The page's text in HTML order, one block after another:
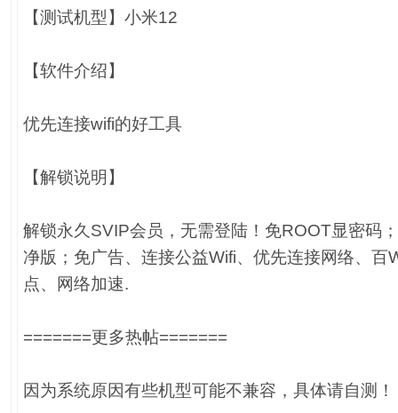
【测试机型】小米12
【软件介绍】
优先连接wifi的好工具
【解锁说明】
解锁永久SVIP会员，无需登陆！免ROOT显密码
净版；免广告、连接公益Wifi、优先连接网络、百
点、网络加速.
=======更多热帖=======
因为系统原因有些机型可能不兼容，具体请自测！